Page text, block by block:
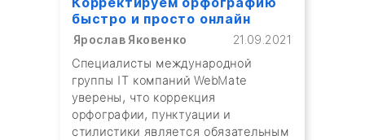
быстро и просто онлайн
Ярослав Яковенко
21.09.2021
Специалисты международной
группы IT компаний WebMate
уверены, что коррекция
орфографии, пунктуации и
стилистики является обязательным